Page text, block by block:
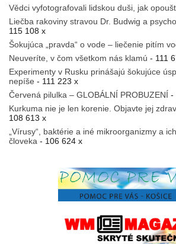
Vědci vyfotografovali lidskou duši, jak
Liečba rakoviny stravou Dr. Budwig a
115 108 x
Šokujúca „pravda“ o vode – liečenie pitím
Neuveríte, v čom všetkom nás klamú - 111
Experimenty v Rusku prinášajú šokujúce
nepíše - 111 223 x
Červená pilulka – GLOBÁLNÍ PROBUZENÍ -
Kurkuma nie je len korenie. Objavte jej
108 613 x
„Vírusy“, baktérie a iné mikroorganizmy a
človeka - 106 624 x